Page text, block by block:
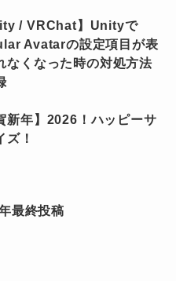
/ VRChat】Unityで
Avatarの設定項目が表
なくなった時の対処方法
新年】2026！ハッピーサ
ズ！
最終投稿